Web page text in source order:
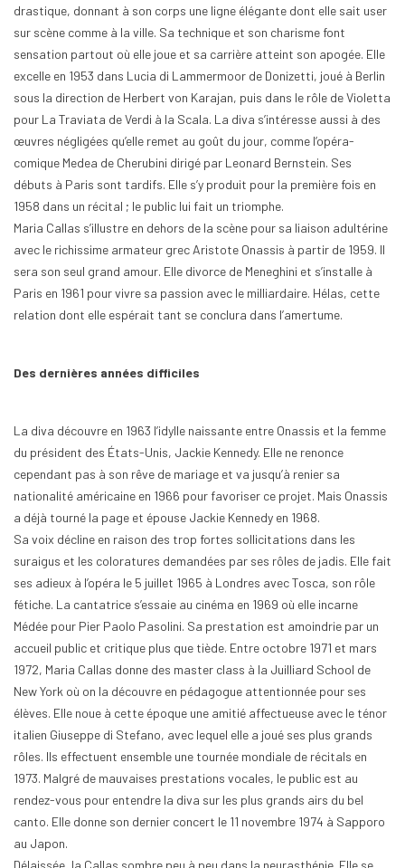
drastique, donnant à son corps une ligne élégante dont elle sait user
sur scène comme à la ville. Sa technique et son charisme font
sensation partout où elle joue et sa carrière atteint son apogée. Elle
excelle en 1953 dans Lucia di Lammermoor de Donizetti, joué à Berlin
sous la direction de Herbert von Karajan, puis dans le rôle de Violetta
pour La Traviata de Verdi à la Scala. La diva s’intéresse aussi à des
œuvres négligées qu’elle remet au goût du jour, comme l’opéra-
comique Medea de Cherubini dirigé par Leonard Bernstein. Ses
débuts à Paris sont tardifs. Elle s’y produit pour la première fois en
1958 dans un récital ; le public lui fait un triomphe.
Maria Callas s’illustre en dehors de la scène pour sa liaison adultérine
avec le richissime armateur grec Aristote Onassis à partir de 1959. Il
sera son seul grand amour. Elle divorce de Meneghini et s’installe à
Paris en 1961 pour vivre sa passion avec le milliardaire. Hélas, cette
relation dont elle espérait tant se conclura dans l’amertume.
Des dernières années difficiles
La diva découvre en 1963 l’idylle naissante entre Onassis et la femme
du président des États-Unis, Jackie Kennedy. Elle ne renonce
cependant pas à son rêve de mariage et va jusqu’à renier sa
nationalité américaine en 1966 pour favoriser ce projet. Mais Onassis
a déjà tourné la page et épouse Jackie Kennedy en 1968.
Sa voix décline en raison des trop fortes sollicitations dans les
suraigus et les coloratures demandées par ses rôles de jadis. Elle fait
ses adieux à l’opéra le 5 juillet 1965 à Londres avec Tosca, son rôle
fétiche. La cantatrice s’essaie au cinéma en 1969 où elle incarne
Médée pour Pier Paolo Pasolini. Sa prestation est amoindrie par un
accueil public et critique plus que tiède. Entre octobre 1971 et mars
1972, Maria Callas donne des master class à la Juilliard School de
New York où on la découvre en pédagogue attentionnée pour ses
élèves. Elle noue à cette époque une amitié affectueuse avec le ténor
italien Giuseppe di Stefano, avec lequel elle a joué ses plus grands
rôles. Ils effectuent ensemble une tournée mondiale de récitals en
1973. Malgré de mauvaises prestations vocales, le public est au
rendez-vous pour entendre la diva sur les plus grands airs du bel
canto. Elle donne son dernier concert le 11 novembre 1974 à Sapporo
au Japon.
Délaissée, la Callas sombre peu à peu dans la neurasthénie. Elle se